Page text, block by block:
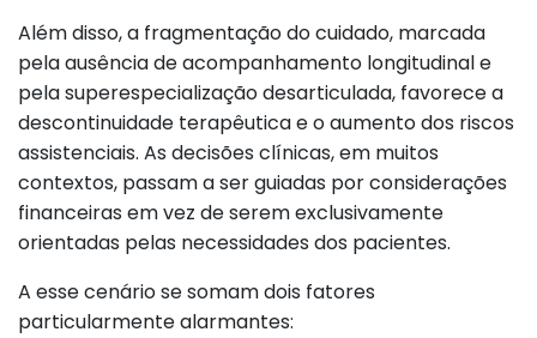
Além disso, a fragmentação do cuidado, marcada
pela ausência de acompanhamento longitudinal e
pela superespecialização desarticulada, favorece a
descontinuidade terapêutica e o aumento dos riscos
assistenciais. As decisões clínicas, em muitos
contextos, passam a ser guiadas por considerações
financeiras em vez de serem exclusivamente
orientadas pelas necessidades dos pacientes.
A esse cenário se somam dois fatores
particularmente alarmantes: